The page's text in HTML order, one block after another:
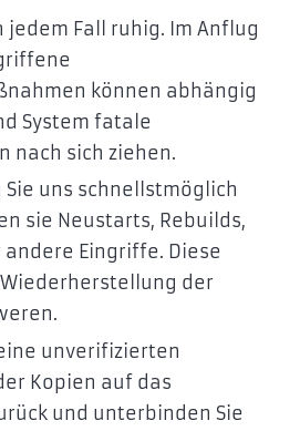
jedem Fall ruhig. Im Anflug
können abhängig
System fatale
nach sich ziehen.
uns schnellstmöglich
sie Neustarts, Rebuilds,
andere Eingriffe. Diese
der
unverifizierten
Kopien auf das
und unterbinden Sie